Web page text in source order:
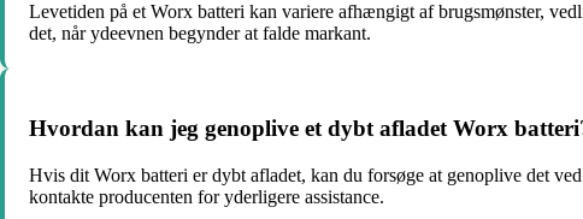
Levetiden på et Worx batteri kan variere afhængigt af brugsmønster,
det, når ydeevnen begynder at falde markant.
Hvordan kan jeg genoplive et dybt afladet Worx
Hvis dit Worx batteri er dybt afladet, kan du forsøge at genoplive det
kontakte producenten for yderligere assistance.